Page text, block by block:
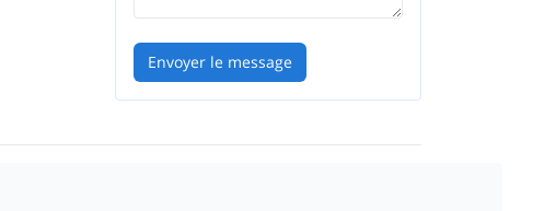
Envoyer le message